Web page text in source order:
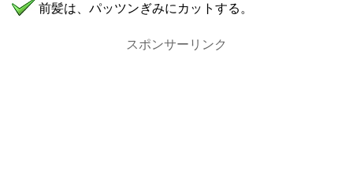
前髪は、パッツンぎみにカットする。
スポンサーリンク